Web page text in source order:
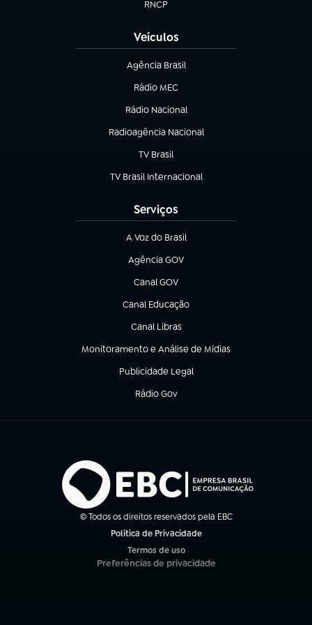
RNCP
(abre em nova aba)
Veículos
Agência Brasil
(abre em nova aba)
Rádio MEC
(abre em nova aba)
Rádio Nacional
Radioagência Nacional
(abre em nova aba)
TV Brasil
(abre em nova aba)
TV Brasil Internacional
(abre em nova aba)
Serviços
A Voz do Brasil
(abre em nova aba)
Agência GOV
(abre em nova aba)
Canal GOV
(abre em nova aba)
Canal Educação
(abre em nova aba)
Canal Libras
(abre em nova aba)
Monitoramento e Análise de Mídias
(abre em nova aba)
Publicidade Legal
(abre em nova aba)
Rádio Gov
(abre em nova aba)
© Todos os direitos reservados pela EBC
Política de Privacidade
Termos de uso
(abre em nova aba)
Preferências de privacidade